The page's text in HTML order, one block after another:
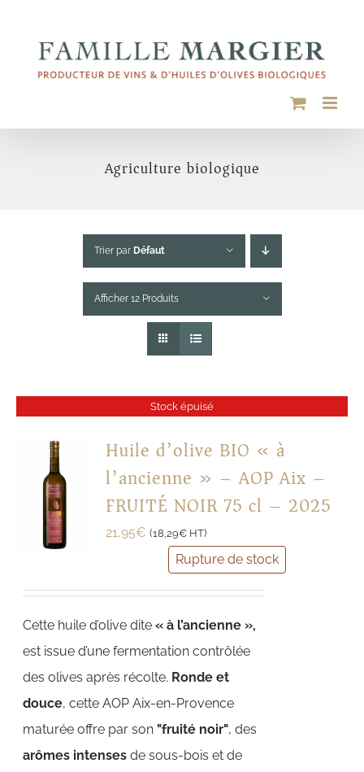
contenu
Agriculture biologique
Trier par Défaut
Afficher 12 Produits
Stock épuisé
Huile d’olive BIO « à
l’ancienne » – AOP Aix –
FRUITÉ NOIR 75 cl – 2025
21,95€ (18,29€ HT)
Rupture de stock
Cette huile d’olive dite« à l’ancienne »,
est issue d’une fermentation contrôlée
des olives après récolte. Ronde et
douce, cette AOP Aix-en-Provence
maturée offre par son "fruité noir", des
arômes intenses de sous-bois et de